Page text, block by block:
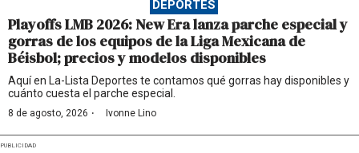
DEPORTES
Playoffs LMB 2026: New Era lanza parche especial y
gorras de los equipos de la Liga Mexicana de
Béisbol; precios y modelos disponibles
Aquí en La-Lista Deportes te contamos qué gorras hay disponibles y
cuánto cuesta el parche especial.
8 de agosto, 2026 · Ivonne Lino
PUBLICIDAD